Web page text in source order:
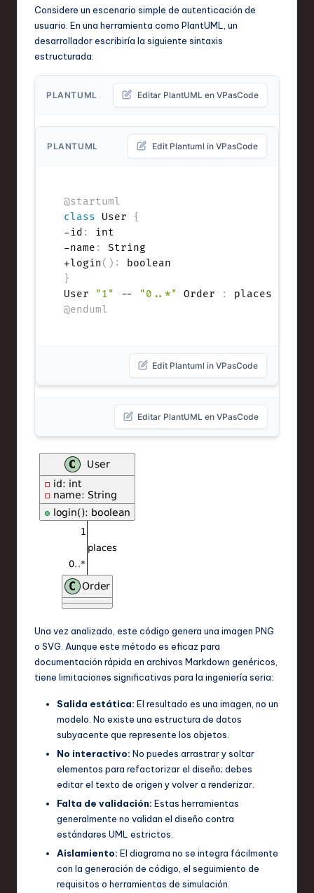
o
Considere un escenario simple de autenticación de
usuario. En una herramienta como PlantUML, un
desarrollador escribiría la siguiente sintaxis
estructurada:
PLANTUML Editar PlantUML en VPasCode
PLANTUML Edit Plantuml in VPasCode
@startuml
class User {
-id :
int
-name :
String
+login( ) :
}
User
"1" -- "0..*" Order :
@enduml
Edit Plantuml in VPasCode
Editar PlantUML en VPasCode
Una vez analizado, este código genera una imagen PNG
o SVG. Aunque este método es eficaz para
documentación rápida en archivos Markdown genéricos,
tiene limitaciones significativas para la ingeniería seria:
Salida estática: El resultado es una imagen, no un
modelo. No existe una estructura de datos
subyacente que represente los objetos.
No interactivo: No puedes arrastrar y soltar
elementos para refactorizar el diseño; debes
editar el texto de origen y volver a renderizar.
Falta de validación: Estas herramientas
generalmente no validan el diseño contra
estándares UML estrictos.
Aislamiento: El diagrama no se integra fácilmente
con la generación de código, el seguimiento de
requisitos o herramientas de simulación.